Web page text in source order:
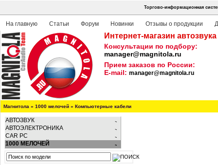
Торгово-информационная
На главную Статьи Форум Новинки Отзывы о продукции
Интернет-магазин
Консультации по подбору:
manager@magnitola.ru
Прием заказов по России:
E-mail: manager@magnitola.ru
Магнитола » 1000 мелочей » Компьютерные кабели
АВТОЗВУК
АВТОЭЛЕКТРОНИКА
CAR PC
1000 МЕЛОЧЕЙ